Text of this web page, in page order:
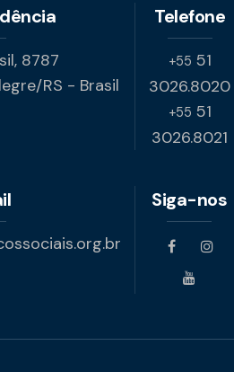
8787
RS - Brasil
Telefone
+55 51
3026.8020
+55 51
3026.8021
Siga-nos